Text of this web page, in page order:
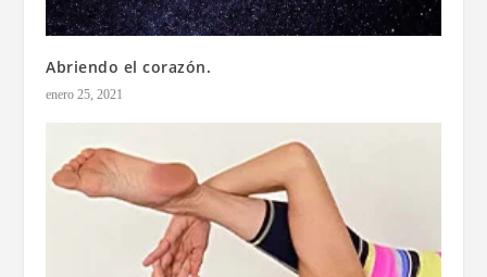
Abriendo el corazón.
enero 25, 2021